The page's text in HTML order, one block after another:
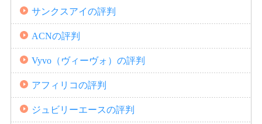
サンクスアイの評判
ACNの評判
Vyvo（ヴィーヴォ）の評判
アフィリコの評判
ジュビリーエースの評判